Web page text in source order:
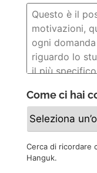
Come ci hai
Cerca di ricordare
Hanguk.